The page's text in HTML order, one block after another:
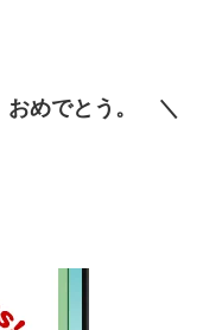
おめでとう。 ＼